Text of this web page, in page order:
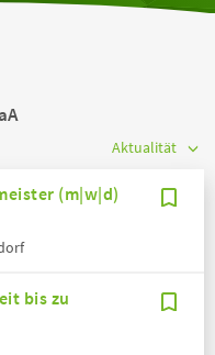
(m|w|d)
bis zu